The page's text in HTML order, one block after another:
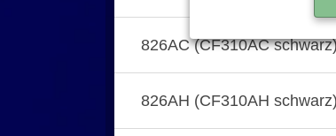
826AC (CF310AC
826AH (CF310AH schwarz)